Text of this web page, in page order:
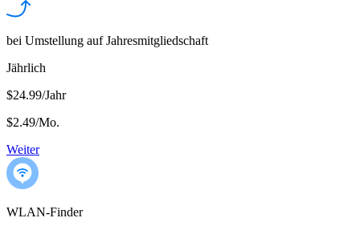
bei Umstellung auf Jahresmitgliedschaft
Jährlich
$24.99/Jahr
$2.49/Mo.
Weiter
WLAN-Finder